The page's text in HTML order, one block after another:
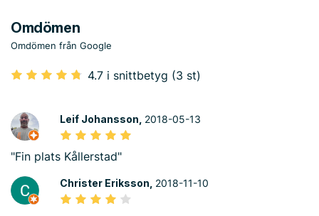
Omdömen
Omdömen från Google
4.7 i snittbetyg (3 st)
Leif Johansson, 2018-05-13
"Fin plats Kållerstad"
Christer Eriksson, 2018-11-10